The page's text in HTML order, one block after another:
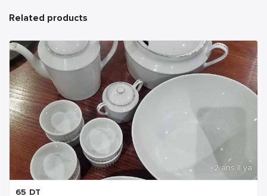
Related products
2 ans Il ya
65 DT